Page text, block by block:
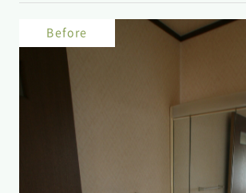
Before